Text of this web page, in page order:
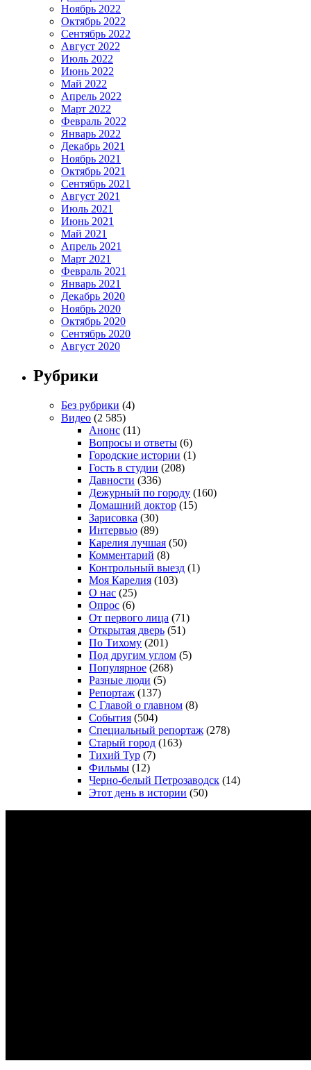
Ноябрь 2022
Октябрь 2022
Сентябрь 2022
Август 2022
Июль 2022
Июнь 2022
Май 2022
Апрель 2022
Март 2022
Февраль 2022
Январь 2022
Декабрь 2021
Ноябрь 2021
Октябрь 2021
Сентябрь 2021
Август 2021
Июль 2021
Июнь 2021
Май 2021
Апрель 2021
Март 2021
Февраль 2021
Январь 2021
Декабрь 2020
Ноябрь 2020
Октябрь 2020
Сентябрь 2020
Август 2020
Рубрики
Без рубрики (4)
Видео (2 585)
Анонс (11)
Вопросы и ответы (6)
Городские истории (1)
Гость в студии (208)
Давности (336)
Дежурный по городу (160)
Домашний доктор (15)
Зарисовка (30)
Интервью (89)
Карелия лучшая (50)
Комментарий (8)
Контрольный выезд (1)
Моя Карелия (103)
О нас (25)
Опрос (6)
От первого лица (71)
Открытая дверь (51)
По Тихому (201)
Под другим углом (5)
Популярное (268)
Разные люди (5)
Репортаж (137)
С Главой о главном (8)
События (504)
Специальный репортаж (278)
Старый город (163)
Тихий Тур (7)
Фильмы (12)
Черно-белый Петрозаводск (14)
Этот день в истории (50)